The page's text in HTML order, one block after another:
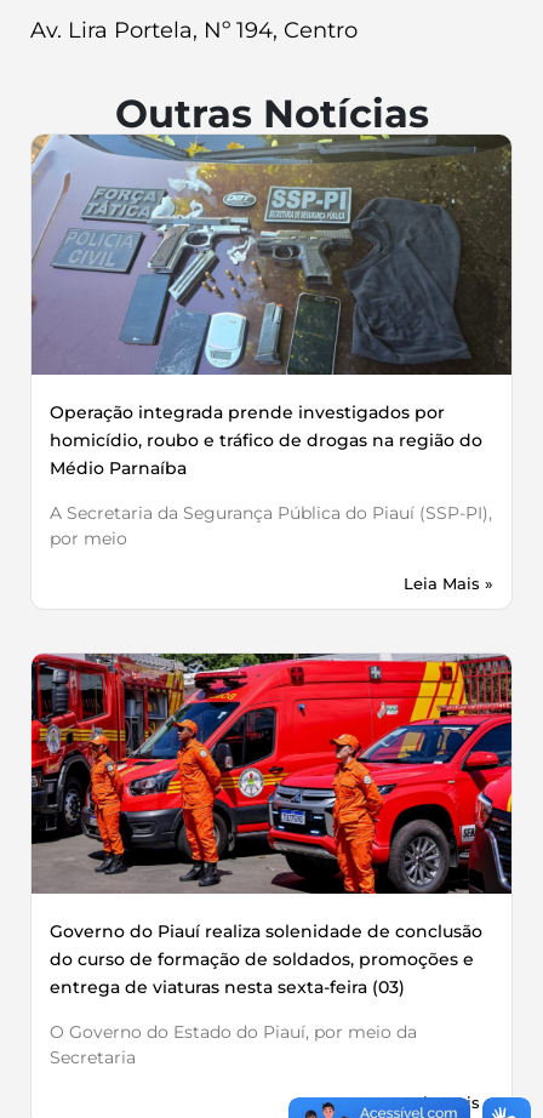
Av. Lira Portela, Nº 194, Centro
Outras Notícias
Operação integrada prende investigados por
homicídio, roubo e tráfico de drogas na região do
Médio Parnaíba
A Secretaria da Segurança Pública do Piauí (SSP-PI),
por meio
Leia Mais »
Governo do Piauí realiza solenidade de conclusão
do curso de formação de soldados, promoções e
entrega de viaturas nesta sexta-feira (03)
O Governo do Estado do Piauí, por meio da
Secretaria
Leia Mais »